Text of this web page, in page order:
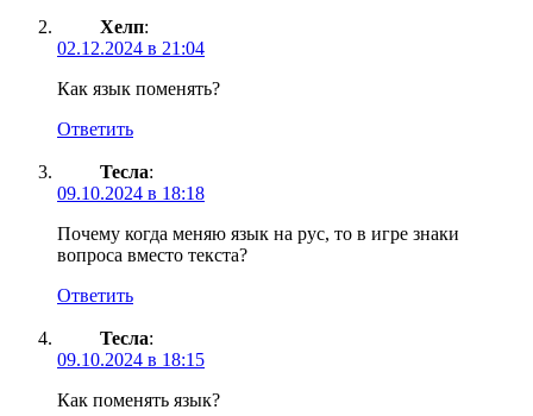
Хелп:
02.12.2024 в 21:04
Как язык поменять?
Ответить
Тесла:
09.10.2024 в 18:18
Почему когда меняю язык на рус, то в игре знаки
вопроса вместо текста?
Ответить
Тесла:
09.10.2024 в 18:15
Как поменять язык?